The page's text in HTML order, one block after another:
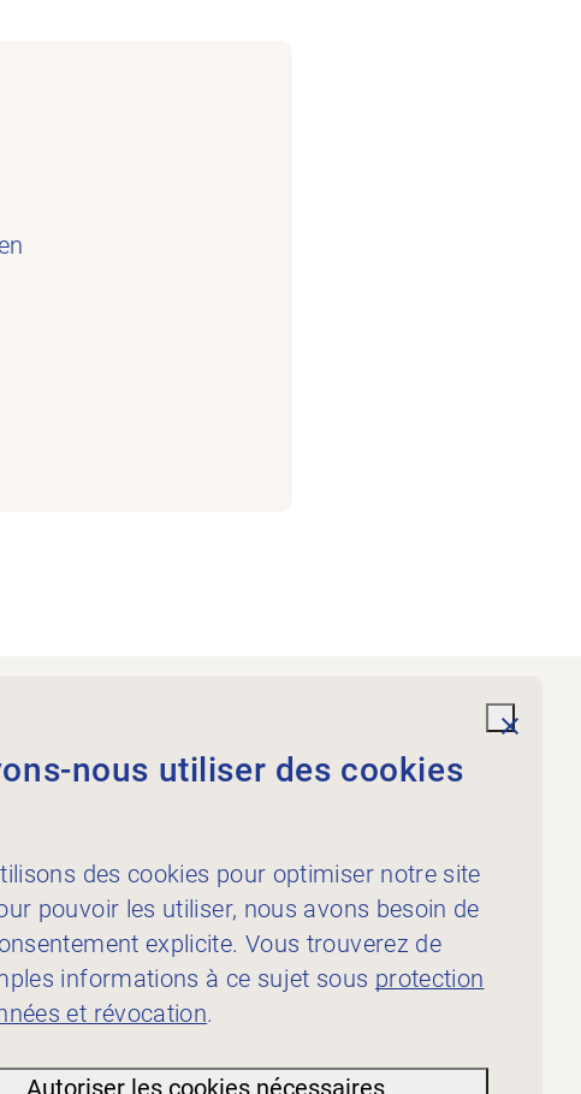
À l’intention des
publicateur·rice·s
des
nous utiliser des cookies
des cookies pour optimiser notre site
pouvoir les utiliser, nous avons besoin de
explicite. Vous trouverez de
informations à ce sujet sous protection
et révocation.
Autoriser les cookies nécessaires